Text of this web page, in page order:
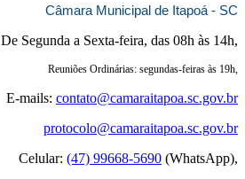
Câmara Municipal de Itapoá - SC
De Segunda a Sexta-feira, das 08h às 14h,
Reuniões Ordinárias: segundas-feiras às 19h,
E-mails: contato@camaraitapoa.sc.gov.br
protocolo@camaraitapoa.sc.gov.br
Celular: (47) 99668-5690 (WhatsApp),